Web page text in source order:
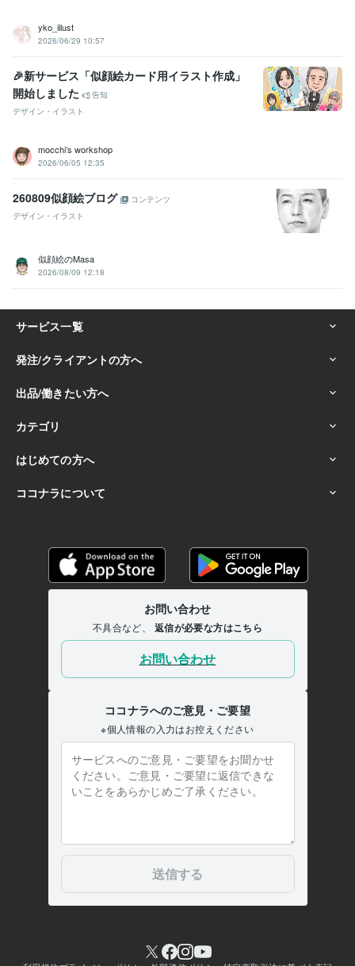
yko_illust
2026/06/29 10:57
🎉新サービス「似顔絵カード用イラスト作成」
開始しました
告知
デザイン・イラスト
mocchi’s workshop
2026/06/05 12:35
260809似顔絵ブログ
コンテンツ
デザイン・イラスト
似顔絵のMasa
2026/08/09 12:18